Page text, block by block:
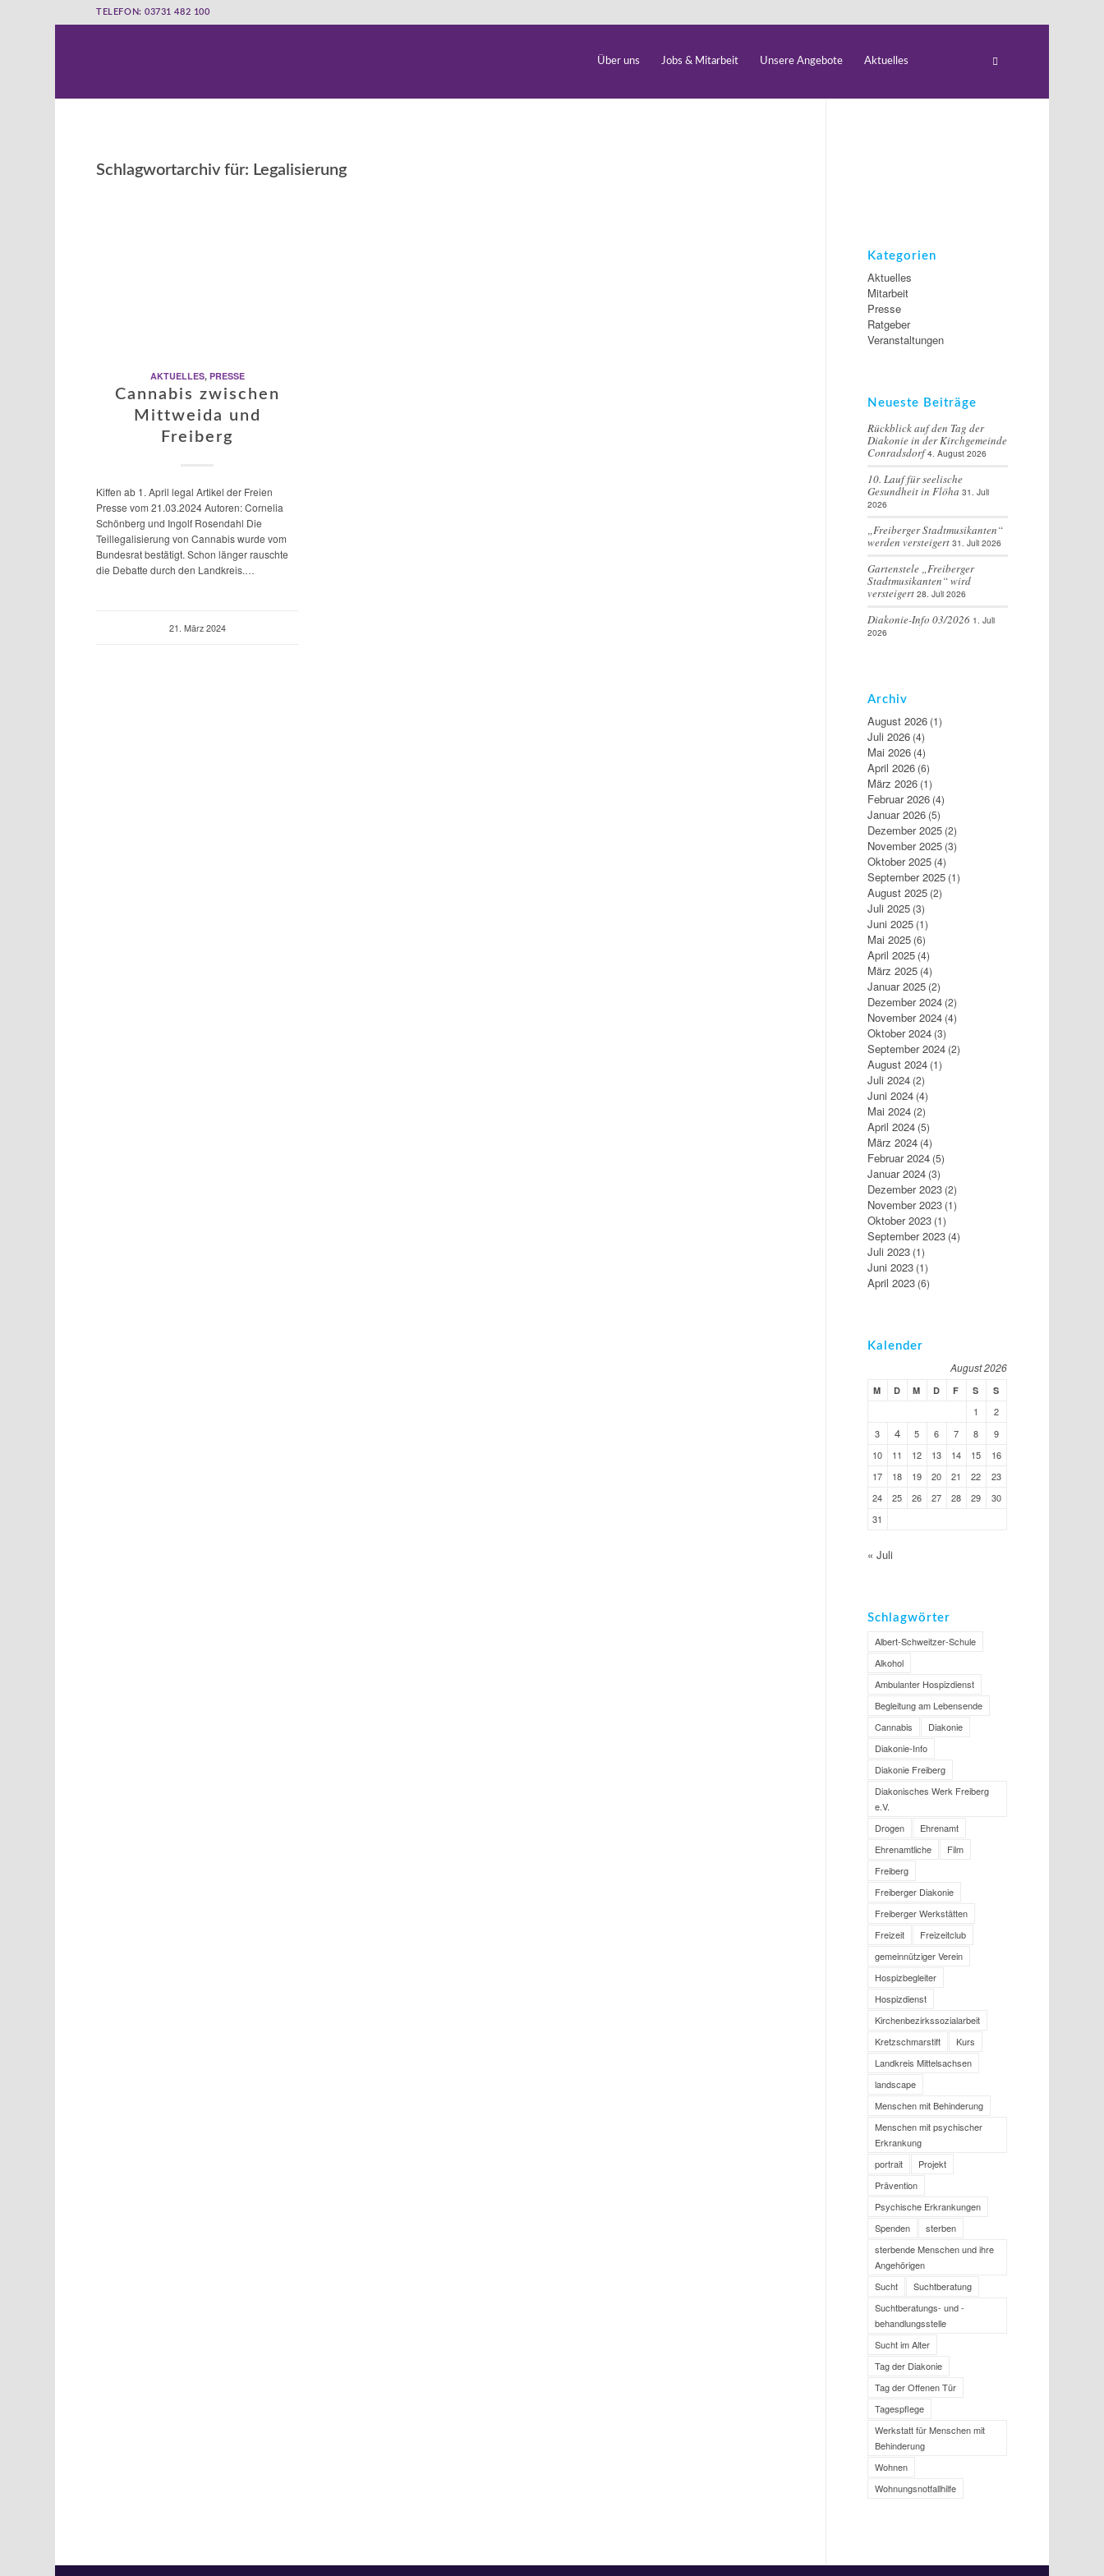
TELEFON: 03731 482 100
Über uns Jobs & Mitarbeit Unsere Angebote Aktuelles
Schlagwortarchiv für: Legalisierung
AKTUELLES, PRESSE
Cannabis zwischen
Mittweida und
Freiberg
Kiffen ab 1. April legal Artikel der Freien
Presse vom 21.03.2024 Autoren: Cornelia
Schönberg und Ingolf Rosendahl Die
Teillegalisierung von Cannabis wurde vom
Bundesrat bestätigt. Schon länger rauschte
die Debatte durch den Landkreis.…
21. März 2024
Kategorien
Aktuelles
Mitarbeit
Presse
Ratgeber
Veranstaltungen
Neueste Beiträge
Rückblick auf den Tag der
Diakonie in der Kirchgemeinde
Conradsdorf 4. August 2026
10. Lauf für seelische
Gesundheit in Flöha 31. Juli
2026
„Freiberger Stadtmusikanten“
werden versteigert 31. Juli 2026
Gartenstele „Freiberger
Stadtmusikanten“ wird
versteigert 28. Juli 2026
Diakonie-Info 03/2026 1. Juli
2026
Archiv
August 2026(1)
Juli 2026(4)
Mai 2026(4)
April 2026(6)
März 2026(1)
Februar 2026(4)
Januar 2026(5)
Dezember 2025(2)
November 2025(3)
Oktober 2025(4)
September 2025(1)
August 2025(2)
Juli 2025(3)
Juni 2025(1)
Mai 2025(6)
April 2025(4)
März 2025(4)
Januar 2025(2)
Dezember 2024(2)
November 2024(4)
Oktober 2024(3)
September 2024(2)
August 2024(1)
Juli 2024(2)
Juni 2024(4)
Mai 2024(2)
April 2024(5)
März 2024(4)
Februar 2024(5)
Januar 2024(3)
Dezember 2023(2)
November 2023(1)
Oktober 2023(1)
September 2023(4)
Juli 2023(1)
Juni 2023(1)
April 2023(6)
Kalender
August 2026
M D M D F S S
1
2
3
4 5 6 7 8
9
10
11 12 13 14 15
16
17
18 19 20 21 22
23
24
25 26 27 28 29
30
31
« Juli
Schlagwörter
Albert-Schweitzer-Schule
Alkohol
Ambulanter Hospizdienst
Begleitung am Lebensende
Cannabis
Diakonie
Diakonie-Info
Diakonie Freiberg
Diakonisches Werk Freiberg
e.V.
Drogen
Ehrenamt
Ehrenamtliche
Film
Freiberg
Freiberger Diakonie
Freiberger Werkstätten
Freizeit
Freizeitclub
gemeinnütziger Verein
Hospizbegleiter
Hospizdienst
Kirchenbezirkssozialarbeit
Kretzschmarstift
Kurs
Landkreis Mittelsachsen
landscape
Menschen mit Behinderung
Menschen mit psychischer
Erkrankung
portrait
Projekt
Prävention
Psychische Erkrankungen
Spenden
sterben
sterbende Menschen und ihre
Angehörigen
Sucht
Suchtberatung
Suchtberatungs- und -
behandlungsstelle
Sucht im Alter
Tag der Diakonie
Tag der Offenen Tür
Tagespflege
Werkstatt für Menschen mit
Behinderung
Wohnen
Wohnungsnotfallhilfe